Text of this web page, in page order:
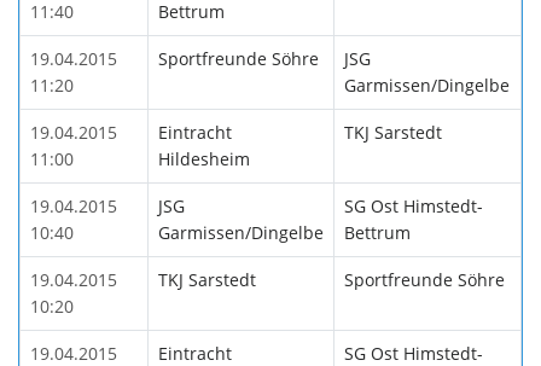
11:40
Bettrum
19.04.2015
11:20
Sportfreunde Söhre
JSG
Garmissen/Dingelbe
19.04.2015
11:00
Eintracht
Hildesheim
TKJ Sarstedt
19.04.2015
10:40
JSG
Garmissen/Dingelbe
SG Ost Himstedt-
Bettrum
19.04.2015
10:20
TKJ Sarstedt Sportfreunde Söhre
19.04.2015
Eintracht
SG Ost Himstedt-